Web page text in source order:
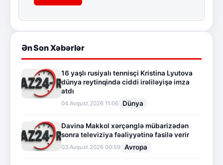
Ən Son Xəbərlər
16 yaşlı rusiyalı tennisçi Kristina Lyutova
dünya reytinqində ciddi irəliləyişə imza
atdı
04.Avqust.2026 11:06 Dünya
Davina Makkol xərçənglə mübarizədən
sonra televiziya fəaliyyətinə fasilə verir
03.Avqust.2026 00:59 Avropa